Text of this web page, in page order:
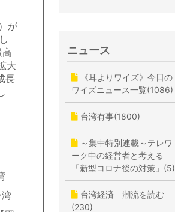
が
大
長
ニュース
《耳よりワイズ》今日の
ワイズニュース一覧(1086)
台湾有事(1800)
～集中特別連載～テレワ
ーク中の経営者と考える
「新型コロナ後の対策」(5)
台湾経済 潮流を読む
(230)